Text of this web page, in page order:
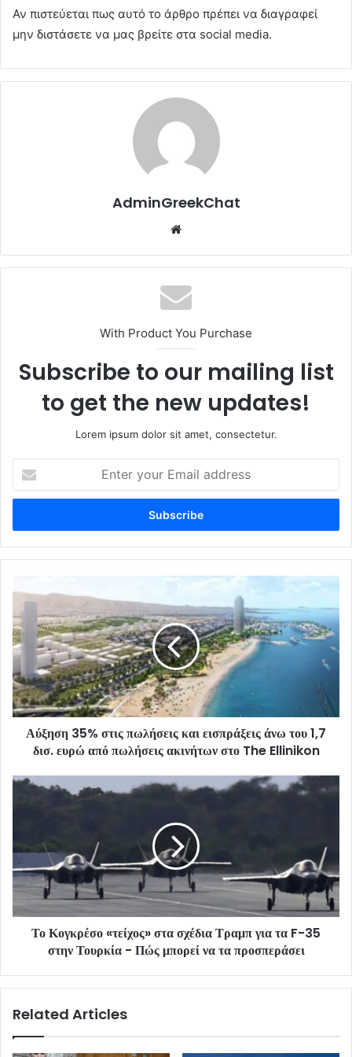
Αν πιστεύεται πως αυτό το άρθρο πρέπει να διαγραφεί
μην διστάσετε να μας βρείτε στα social media.
AdminGreekChat
With Product You Purchase
Subscribe to our mailing list
to get the new updates!
Lorem ipsum dolor sit amet, consectetur.
your
Email
Αύξηση 35% στις πωλήσεις και εισπράξεις άνω του 1,7
δισ. ευρώ από πωλήσεις ακινήτων στο The Ellinikon
Το Κογκρέσο «τείχος» στα σχέδια Τραμπ για τα F-35
στην Τουρκία - Πώς μπορεί να τα προσπεράσει
Related Articles